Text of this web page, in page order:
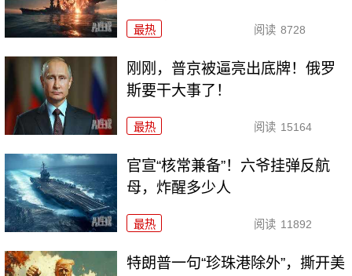
最热 阅读 8728
刚刚，普京被逼亮出底牌！俄罗
斯要干大事了！
最热 阅读 15164
官宣“核常兼备”！六爷挂弹反航
母，炸醒多少人
最热 阅读 11892
特朗普一句“珍珠港除外”，撕开美